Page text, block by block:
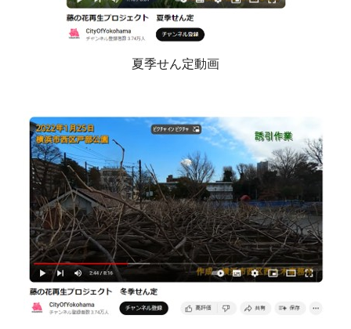
夏季せん定動画